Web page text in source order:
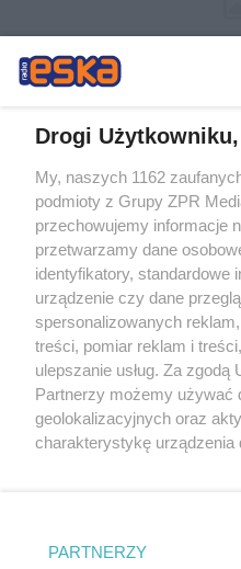
Żaden utwór zamieszczony w
rozpowszechniany lub dalej
tym także elektroniczny lub
eksploatacji w jakiejkolwiek
Internecie bez pisemnej zgody
wykorzystanie utworów w całości
tzn. bez właściwej zgody, jest
ścigane prawnie.
Drogi Użytkowniku,
My, naszych 1162
podmioty z Grupy ZPR
przechowujemy informacje
przetwarzamy dane
identyfikatory, standardowe
urządzenie czy dane
spersonalizowanych
treści, pomiar reklam i
ulepszanie usług. Za
Partnerzy możemy używać
geolokalizacyjnych oraz
charakterystykę urządzenia
zmienić/wycofać klikając
PARTNERZY